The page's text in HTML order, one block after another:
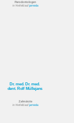
Parodontologen
in Krefeld aufjameda
Dr. med. Dr. med.
dent. Rolf Müllejans
Zahnärzte
in Krefeld aufjameda